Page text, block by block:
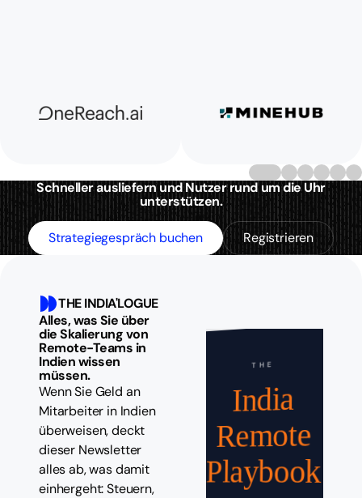
Schneller ausliefern und Nutzer rund um die Uhr
unterstützen.
Strategiegespräch buchen Registrieren
THE INDIA'LOGUE
Alles, was Sie über
die Skalierung von
Remote-Teams in
Indien wissen
müssen.
Wenn Sie Geld an
Mitarbeiter in Indien
überweisen, deckt
dieser Newsletter
alles ab, was damit
einhergeht: Steuern,
THE
India
Remote
Playbook